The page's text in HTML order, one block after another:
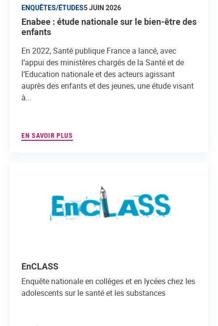
ENQUÊTES/ÉTUDES5 JUIN 2026
Enabee : étude nationale sur le bien-être des
enfants
En 2022, Santé publique France a lancé, avec
l’appui des ministères chargés de la Santé et de
l’Education nationale et des acteurs agissant
auprès des enfants et des jeunes, une étude visant
à...
EN SAVOIR PLUS
EnCLASS
Enquête nationale en collèges et en lycées chez les
adolescents sur le santé et les substances